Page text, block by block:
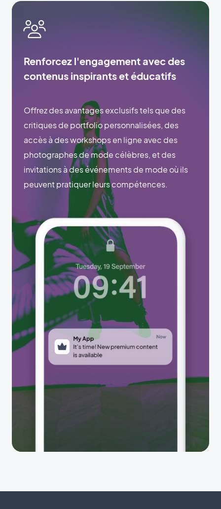
Renforcez l'engagement avec des
contenus inspirants et éducatifs
Offrez des avantages exclusifs tels que des
critiques de portfolio personnalisées, des
accès à des workshops en ligne avec des
photographes de mode célèbres, et des
invitations à des événements de mode où ils
peuvent pratiquer leurs compétences.